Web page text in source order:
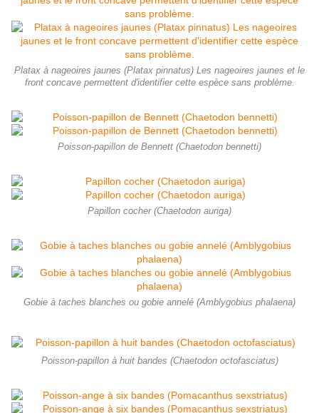
Platax à nageoires jaunes (Platax pinnatus) Les nageoires jaunes et le
front concave permettent d'identifier cette espèce sans problème.
Poisson-papillon de Bennett (Chaetodon bennetti)
Papillon cocher (Chaetodon auriga)
Gobie à taches blanches ou gobie annelé (Amblygobius phalaena)
Poisson-papillon à huit bandes (Chaetodon octofasciatus)